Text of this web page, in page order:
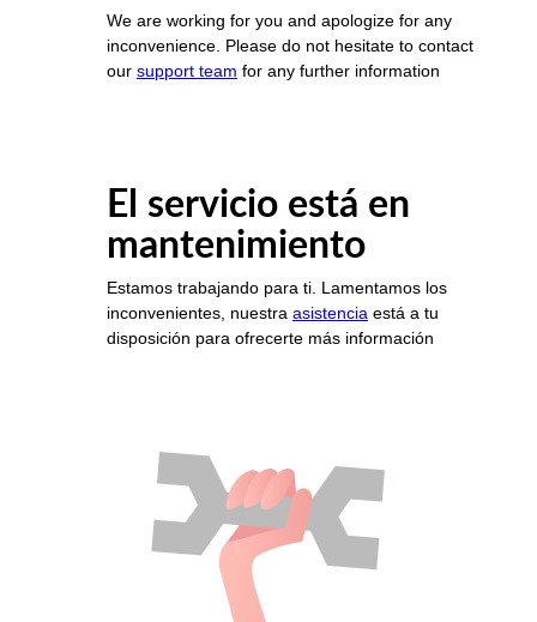
We are working for you and apologize for any
inconvenience. Please do not hesitate to contact
our support team for any further information
El servicio está en
mantenimiento
Estamos trabajando para ti. Lamentamos los
inconvenientes, nuestra asistencia está a tu
disposición para ofrecerte más información